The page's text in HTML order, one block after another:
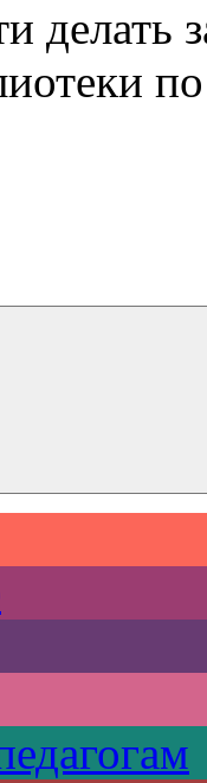
делать